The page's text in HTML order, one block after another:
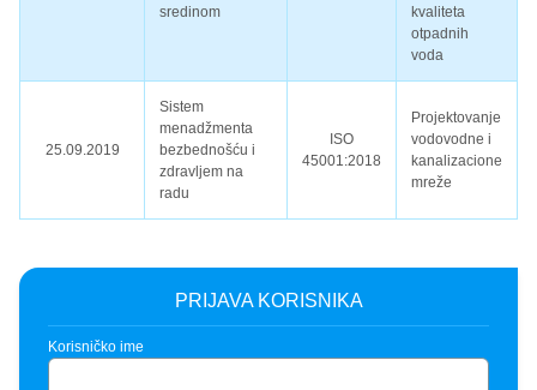
sredinom
kvaliteta
otpadnih
voda
25.09.2019
Sistem
menadžmenta
bezbednošću i
zdravljem na
radu
ISO
45001:2018
Projektovanje
vodovodne i
kanalizacione
mreže
PRIJAVA KORISNIKA
Korisničko ime